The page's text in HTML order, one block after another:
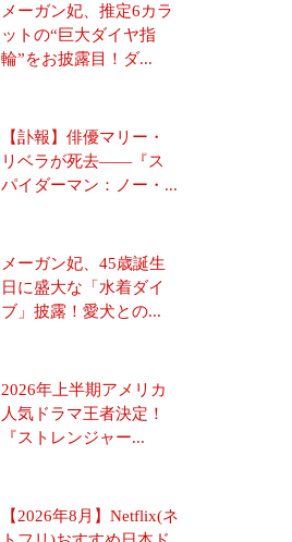
メーガン妃、推定6カラ
ットの“巨大ダイヤ指
輪”をお披露目！ダ...
【訃報】俳優マリー・
リベラが死去――『ス
パイダーマン：ノー・...
メーガン妃、45歳誕生
日に盛大な「水着ダイ
ブ」披露！愛犬との...
2026年上半期アメリカ
人気ドラマ王者決定！
『ストレンジャー...
【2026年8月】Netflix(ネ